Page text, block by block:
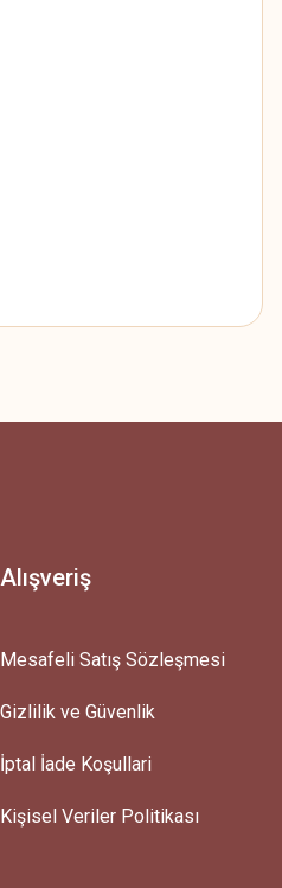
Alışveriş
Mesafeli Satış Sözleşmesi
Gizlilik ve Güvenlik
İptal İade Koşullari
Kişisel Veriler Politikası